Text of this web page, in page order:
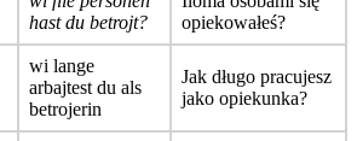
hast du betrojt?
opiekowałeś?
wi lange
arbajtest du als
betrojerin
Jak długo pracujesz
jako opiekunka?